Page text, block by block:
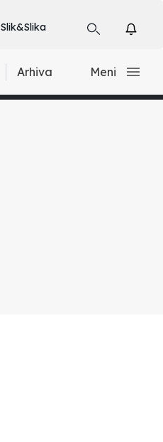
Slik&Slika
Arhiva Meni